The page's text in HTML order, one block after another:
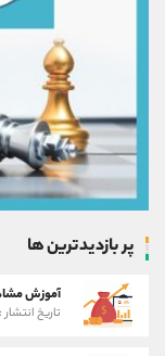
پر بازدیدترین ها
آموزش
تاریخ انتشار : ۱۹ آذر